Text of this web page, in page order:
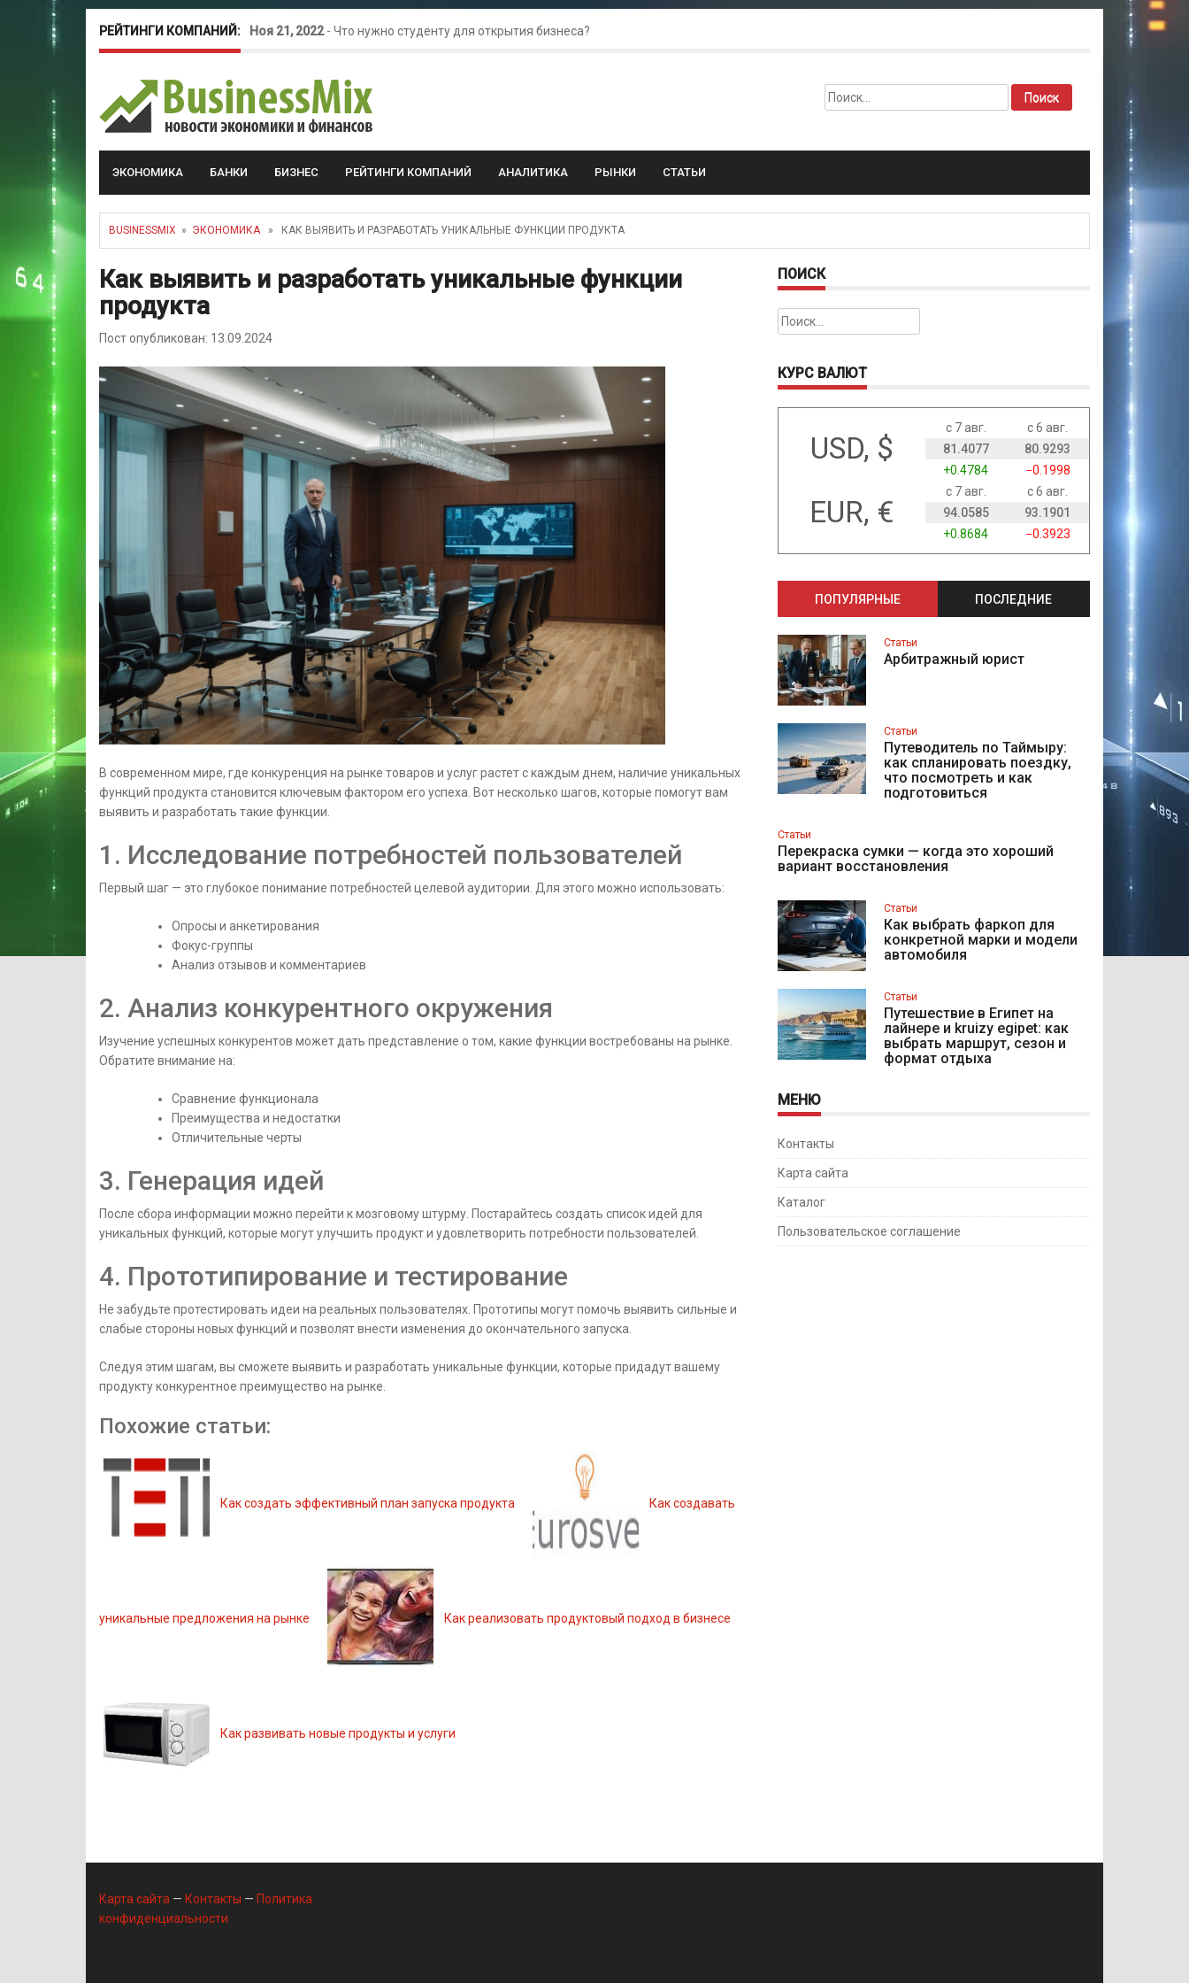
РЕЙТИНГИ КОМПАНИЙ: Ноя 21, 2022- Что нужно студенту для открытия бизнеса?
Май 16, 2022-Курсовые колебания: как защитить свой бизнес?
Найти:
ЭКОНОМИКА БАНКИ БИЗНЕС РЕЙТИНГИ КОМПАНИЙ АНАЛИТИКА РЫНКИ СТАТЬИ
BUSINESSMIX » ЭКОНОМИКА» КАК ВЫЯВИТЬ И РАЗРАБОТАТЬ УНИКАЛЬНЫЕ ФУНКЦИИ ПРОДУКТА
Как выявить и разработать уникальные функции
продукта
Пост опубликован: 13.09.2024
В современном мире, где конкуренция на рынке товаров и услуг растет с каждым днем, наличие уникальных
функций продукта становится ключевым фактором его успеха. Вот несколько шагов, которые помогут вам
выявить и разработать такие функции.
1. Исследование потребностей пользователей
Первый шаг — это глубокое понимание потребностей целевой аудитории. Для этого можно использовать:
Опросы и анкетирования
Фокус-группы
Анализ отзывов и комментариев
2. Анализ конкурентного окружения
Изучение успешных конкурентов может дать представление о том, какие функции востребованы на рынке.
Обратите внимание на:
Сравнение функционала
Преимущества и недостатки
Отличительные черты
3. Генерация идей
После сбора информации можно перейти к мозговому штурму. Постарайтесь создать список идей для
уникальных функций, которые могут улучшить продукт и удовлетворить потребности пользователей.
4. Прототипирование и тестирование
Не забудьте протестировать идеи на реальных пользователях. Прототипы могут помочь выявить сильные и
слабые стороны новых функций и позволят внести изменения до окончательного запуска.
Следуя этим шагам, вы сможете выявить и разработать уникальные функции, которые придадут вашему
продукту конкурентное преимущество на рынке.
Похожие статьи:
Как создать эффективный план запуска продукта Как создавать
уникальные предложения на рынке Как реализовать продуктовый подход в бизнесе
Как развивать новые продукты и услуги
ПОИСК
Найти:
КУРС ВАЛЮТ
USD, $
с 7 авг.
с 6 авг.
81.4077
80.9293
+0.4784
−0.1998
EUR, €
с 7 авг.
с 6 авг.
94.0585
93.1901
+0.8684
−0.3923
ПОПУЛЯРНЫЕ ПОСЛЕДНИЕ
Статьи
Арбитражный юрист
Статьи
Путеводитель по Таймыру:
как спланировать поездку,
что посмотреть и как
подготовиться
Статьи
Перекраска сумки — когда это хороший
вариант восстановления
Статьи
Как выбрать фаркоп для
конкретной марки и модели
автомобиля
Статьи
Путешествие в Египет на
лайнере и kruizy egipet: как
выбрать маршрут, сезон и
формат отдыха
МЕНЮ
Контакты
Карта сайта
Каталог
Пользовательское соглашение
Карта сайта — Контакты — Политика
конфиденциальности